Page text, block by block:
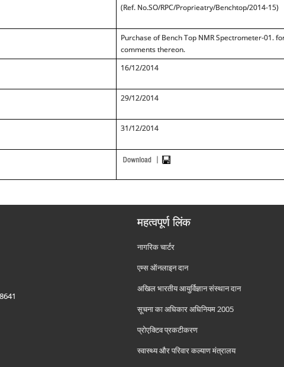
(Ref. No.SO/RPC/Proprieatry/Benchtop/2014-15)
Purchase of Bench Top NMR Spectrometer-01.
comments thereon.
16/12/2014
29/12/2014
31/12/2014
महत्वपूर्ण लिंक
नागरिक चार्टर
एम्स ऑनलाइन दान
अखिल भारतीय आयुर्विज्ञान संस्थान दान
सूचना का अधिकार अधिनियम 2005
प्रोएक्टिव प्रकटीकरण
स्वास्थ्य और परिवार कल्याण मंत्रालय